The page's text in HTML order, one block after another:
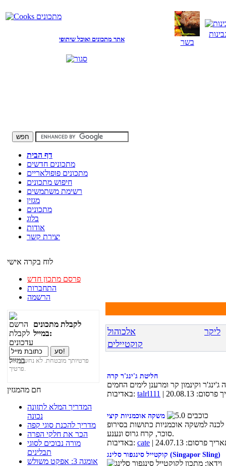
אתר מתכונים ואוכל שיתופי בשר
דף הבית
מתכונים חדשים
מתכונים פופולאריים
חיפוש מתכונים
רשימת משתמשים
מגזין
מתכונים
בלוג
אודות
יצירת קשר
לוח בקרה אישי
פרסם מתכון חדש
התחברות
הרשמה
לקבלת מתכונים
במייל:
פרטיותך מובטחת. לא נחשוף את
פרטיך.
חם מהמגזין
המדריך המלא לתזונה
נכונה
מדריך להכנת סוגי קפה
הכר את חלקי הפרה
מורה נבוכים לסוגי
תבלינים
אומגה 3: אפקט משולש
אלכוהול
ליקר
קוקטיילים
חליטת ג'ינג'ר קרה
באדיבות: talrl111 20.08.13
משקה אוכמניות קיצי
לכנה למשקה אוכמניות כתושות בסירופ
סוכר, קרח גרוס ונענע.
באדיבות: cate פרסום: 24.07.13
קוקטייל סינגפור סלינג (Singapor Sling)